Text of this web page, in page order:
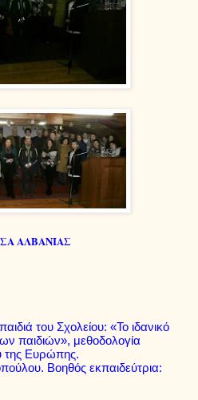
ΑΛΒΑΝΙΑΣ
του Σχολείου: «Το ιδανικό
παιδιών», μεθοδολογία
της Ευρώπης.
Βοηθός εκπαιδεύτρια: